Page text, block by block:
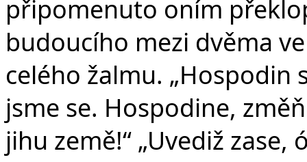
připomenuto oním
budoucího mezi dvěma
celého žalmu. „Hospodin
jsme se. Hospodine,
jihu země!“ „Uvediž